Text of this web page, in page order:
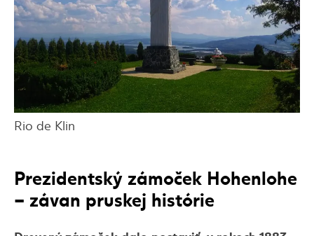
Rio de Klin
Prezidentský zámoček Hohenlohe
– závan pruskej histórie